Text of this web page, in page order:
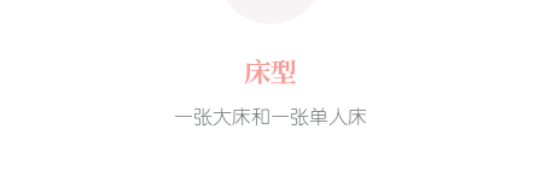
床型
一张大床和一张单人床